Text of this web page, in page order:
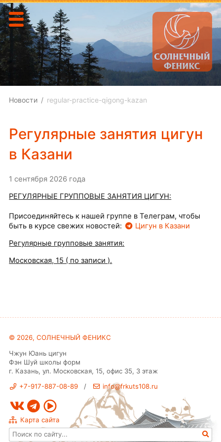
Новости regular-practice-qigong-kazan
Регулярные занятия цигун
в Казани
1 сентября 2026 года
РЕГУЛЯРНЫЕ ГРУППОВЫЕ ЗАНЯТИЯ ЦИГУН:
Присоединяйтесь к нашей группе в Телеграм, чтобы
быть в курсе свежих новостей:
Цигун в Казани
Регулярные групповые занятия:
Московская, 15 ( по записи ).
© 2026,СОЛНЕЧНЫЙ ФЕНИКС
Чжун Юань цигун
Фэн Шуй школы форм
г. Казань, ул. Московская, 15, офис 35, 3 этаж
+7-917-887-08-89/ info@frkuts108.ru
Карта сайта